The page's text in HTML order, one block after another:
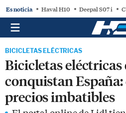
Es noticia Haval H10 Deepal S07 i
BICICLETAS ELÉCTRICAS
Bicicletas eléctricas
conquistan
precios imbatibles